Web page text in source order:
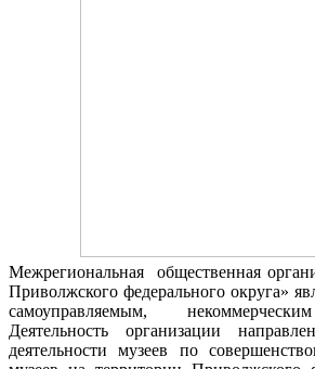
Межрегиональная общественная
Приволжского федерального округа»
самоуправляемым,
Деятельность организации
деятельности музеев по